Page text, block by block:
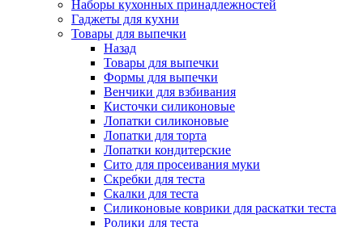
Наборы кухонных принадлежностей
Гаджеты для кухни
Товары для выпечки
Назад
Товары для выпечки
Формы для выпечки
Венчики для взбивания
Кисточки силиконовые
Лопатки силиконовые
Лопатки для торта
Лопатки кондитерские
Сито для просеивания муки
Скребки для теста
Скалки для теста
Силиконовые коврики для раскатки теста
Ролики для теста